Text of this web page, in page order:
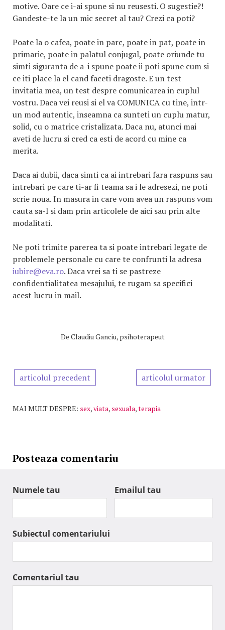
motive. Oare ce i-ai spune si nu reusesti. O sugestie?!
Gandeste-te la un mic secret al tau? Crezi ca poti?
Poate la o cafea, poate in parc, poate in pat, poate in
primarie, poate in palatul conjugal, poate oriunde tu
simti siguranta de a-i spune poate ii poti spune cum si
ce iti place la el cand faceti dragoste. E un test
invitatia mea, un test despre comunicarea in cuplul
vostru. Daca vei reusi si el va COMUNICA cu tine, intr-
un mod autentic, inseamna ca sunteti un cuplu matur,
solid, cu o matrice cristalizata. Daca nu, atunci mai
aveti de lucru si cred ca esti de acord cu mine ca
merita.
Daca ai dubii, daca simti ca ai intrebari fara raspuns sau
intrebari pe care ti-ar fi teama sa i le adresezi, ne poti
scrie noua. In masura in care vom avea un raspuns vom
cauta sa-l si dam prin articolele de aici sau prin alte
modalitati.
Ne poti trimite parerea ta si poate intrebari legate de
problemele personale cu care te confrunti la adresa
iubire@eva.ro. Daca vrei sa ti se pastreze
confidentialitatea mesajului, te rugam sa specifici
acest lucru in mail.
De Claudiu Ganciu, psihoterapeut
articolul precedent articolul urmator
MAI MULT DESPRE: sex,viata, sexuala,terapia
Posteaza comentariu
Numele tau Emailul tau
Subiectul comentariului
Comentariul tau